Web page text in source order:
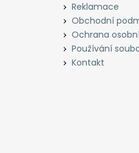
Reklamace
Obchodní
Ochrana
Používání
Kontakt